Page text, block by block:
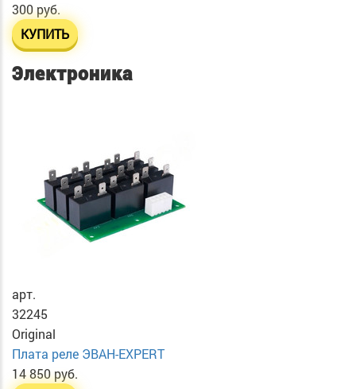
300 руб.
КУПИТЬ
Электроника
арт.
32245
Original
Плата реле ЭВАН-EXPERT
14 850 руб.